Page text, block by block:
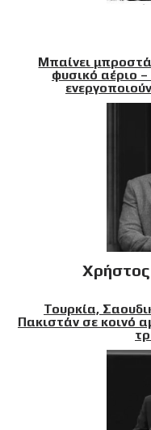
Μπαίνει
φυσικό αέριο
Τουρκία,
Πακιστάν σε κοινό